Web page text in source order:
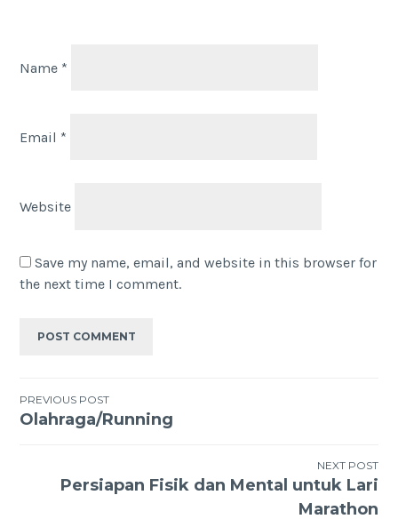
Name *
Email *
Website
Save my name, email, and website in this browser for
the next time I comment.
Post
navigation
PREVIOUS POST
Olahraga/Running
NEXT POST
Persiapan Fisik dan Mental untuk Lari
Marathon